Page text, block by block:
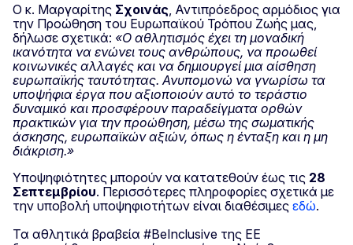
Ο κ. Μαργαρίτης Σχοινάς , Αντιπρόεδρος αρμόδιος για
την Προώθηση του Ευρωπαϊκού Τρόπου Ζωής μας,
δήλωσε σχετικά: «Ο αθλητισμός έχει τη μοναδική
ικανότητα να ενώνει τους ανθρώπους, να προωθεί
κοινωνικές αλλαγές και να δημιουργεί μια αίσθηση
ευρωπαϊκής ταυτότητας. Ανυπομονώ να γνωρίσω τα
υποψήφια έργα που αξιοποιούν αυτό το τεράστιο
δυναμικό και προσφέρουν παραδείγματα ορθών
πρακτικών για την προώθηση, μέσω της σωματικής
άσκησης, ευρωπαϊκών αξιών, όπως η ένταξη και η μη
διάκριση.»
Υποψηφιότητες μπορούν να κατατεθούν έως τις 28
Σεπτεμβρίου. Περισσότερες πληροφορίες σχετικά με
την υποβολή υποψηφιοτήτων είναι διαθέσιμες εδώ.
Τα αθλητικά βραβεία #BeInclusive της ΕΕ